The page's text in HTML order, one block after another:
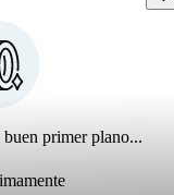
buen primer plano...